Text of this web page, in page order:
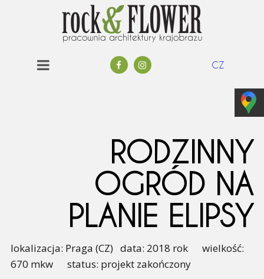
CZ
RODZINNY
OGRÓD NA
PLANIE ELIPSY
lokalizacja: Praga (CZ) data: 2018 rok wielkość:
670 mkw status: projekt zakończony